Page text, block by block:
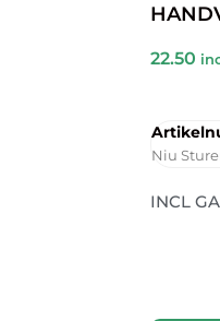
22.50
Niu
INCL